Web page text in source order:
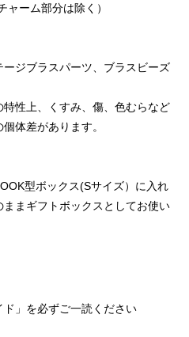
ーム部分は除く）
ジブラスパーツ、ブラスビーズ
性上、くすみ、傷、色むらなど
体差があります。
型ボックス(Sサイズ）に入れ
まギフトボックスとしてお使い
」を必ずご一読ください